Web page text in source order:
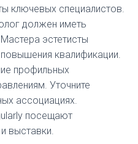
ключевых специалистов.
должен иметь
эстетисты
квалификации.
профильных
Уточните
ассоциациях.
посещают
выставки.